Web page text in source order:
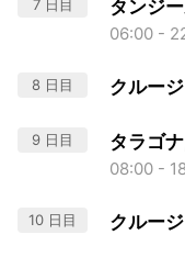
7 日目 タンジ
06:00 -
8 日目 クルー
9 日目 タラゴ
08:00 -
10 日目 クルー